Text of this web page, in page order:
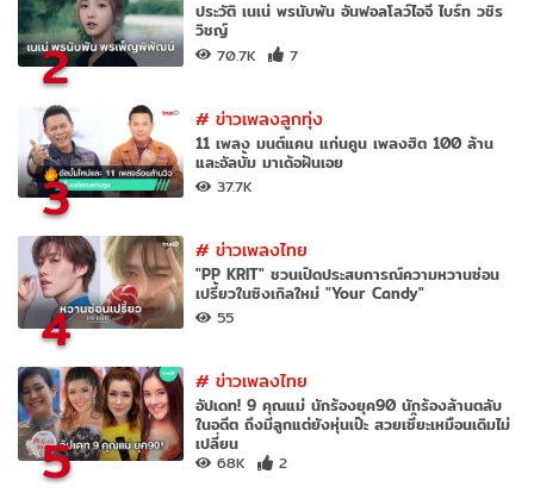
2
ประวัติ เนเน่ พรนับพัน อันฟอลโลว์ไอจี ไบร์ท วชิร
วิชญ์
70.7K 7
3
#ข่าวเพลงลูกทุ่ง
11 เพลง มนต์แคน แก่นคูน เพลงฮิต 100 ล้าน
และอัลบั้ม มาเด้อฝันเอย
37.7K
4
#ข่าวเพลงไทย
"PP KRIT" ชวนเปิดประสบการณ์ความหวานซ่อน
เปรี้ยวในซิงเกิลใหม่ "Your Candy"
55
5
#ข่าวเพลงไทย
อัปเดท! 9 คุณแม่ นักร้องยุค90 นักร้องล้านตลับ
ในอดีต ถึงมีลูกแต่ยังหุ่นเป๊ะ สวยเซี๊ยะเหมือนเดิมไม่
เปลี่ยน
68K 2